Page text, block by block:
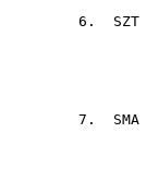
6. SZT
7. SMA